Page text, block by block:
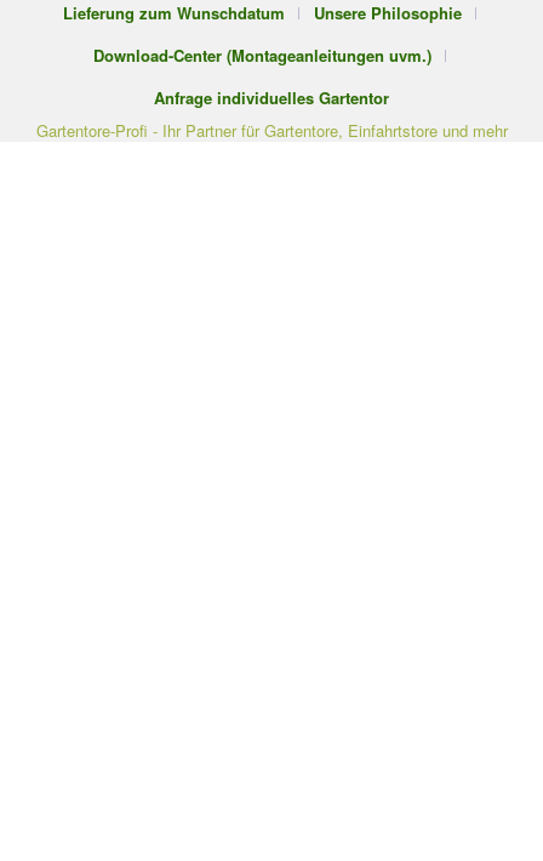
Lieferung zum Wunschdatum
Unsere Philosophie
Download-Center (Montageanleitungen uvm.)
Anfrage individuelles Gartentor
Gartentore-Profi - Ihr Partner für Gartentore, Einfahrtstore und mehr